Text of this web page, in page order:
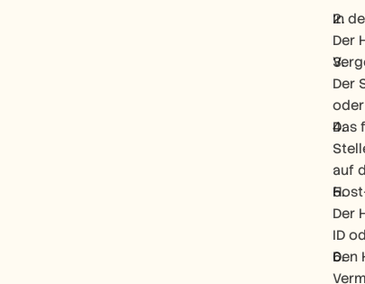
In
Der
Der
Das
auf
Der
ID
Den